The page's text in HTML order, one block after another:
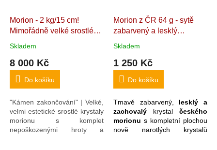
Morion - 2 kg/15 cm!
Mimořádně velké srostlé
quartzVelký dekorativní
15 x 12,2 x 4,4 cm
Skladem
8 000 Kč
Do košíku
"Kámen zakončování" | Velké,
velmi estetické srostlé krystaly
morionu s komplet
nepoškozenými hroty a
Morion z ČR 64 g - sytě
zabarvený a lesklý
zakončování". Kvalitní
republiky. Vojtanov. 5,1 x 4
Skladem
1 250 Kč
Do košíku
Tmavě zabarvený, lesklý a
zachovalý krystal českého
morionu s kompletní plochou
nově narotlých krystalů